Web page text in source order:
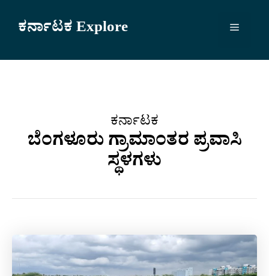
ಕರ್ನಾಟಕ Explore Menu
ಕರ್ನಾಟಕ
ಬೆಂಗಳೂರು ಗ್ರಾಮಾಂತರ ಪ್ರವಾಸಿ
ಸ್ಥಳಗಳು